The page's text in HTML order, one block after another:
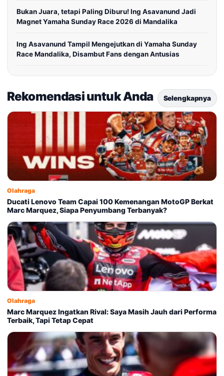
Bukan Juara, tetapi Paling Diburu! Ing Asavanund Jadi
Magnet Yamaha Sunday Race 2026 di Mandalika
Ing Asavanund Tampil Mengejutkan di Yamaha Sunday
Race Mandalika, Disambut Fans dengan Antusias
Rekomendasi untuk Anda Selengkapnya
Olahraga
Ducati Lenovo Team Capai 100 Kemenangan MotoGP Berkat
Marc Marquez, Siapa Penyumbang Terbanyak?
Olahraga
Marc Marquez Ingatkan Rival: Saya Masih Jauh dari Performa
Terbaik, Tapi Tetap Cepat